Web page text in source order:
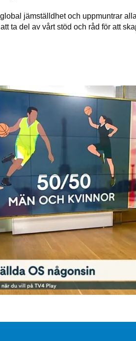
jämställdhet och uppmuntrar
ta del av vårt stöd och råd för att